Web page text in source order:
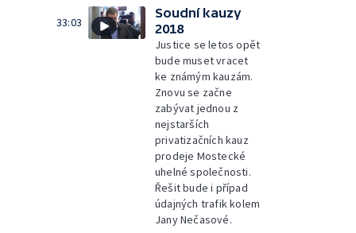
33:03
Soudní kauzy
2018
Justice se letos opět
bude muset vracet
ke známým kauzám.
Znovu se začne
zabývat jednou z
nejstarších
privatizačních kauz
prodeje Mostecké
uhelné společnosti.
Řešit bude i případ
údajných trafik kolem
Jany Nečasové.